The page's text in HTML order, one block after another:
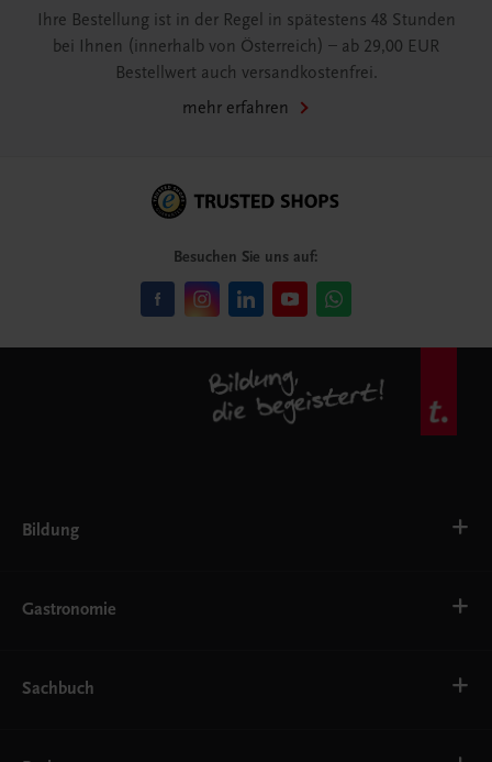
Ihre Bestellung ist in der Regel in spätestens 48 Stunden
bei Ihnen (innerhalb von Österreich) – ab 29,00 EUR
Bestellwert auch versandkostenfrei.
mehr erfahren
Besuchen Sie uns auf:
Bildung
AHS
EWF/ZWF
FW
Gastronomie
Getränke
Service
Sachbuch